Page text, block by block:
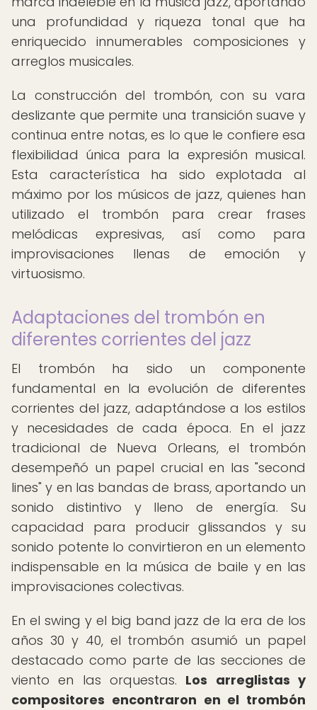
una profundidad y riqueza tonal que ha
enriquecido innumerables composiciones y
arreglos musicales.
La construcción del trombón, con su vara
deslizante que permite una transición suave y
continua entre notas, es lo que le confiere esa
flexibilidad única para la expresión musical.
Esta característica ha sido explotada al
máximo por los músicos de jazz, quienes han
utilizado el trombón para crear frases
melódicas expresivas, así como para
improvisaciones llenas de emoción y
virtuosismo.
Adaptaciones del trombón en
diferentes corrientes del jazz
El trombón ha sido un componente
fundamental en la evolución de diferentes
corrientes del jazz, adaptándose a los estilos
y necesidades de cada época. En el jazz
tradicional de Nueva Orleans, el trombón
desempeñó un papel crucial en las "second
lines" y en las bandas de brass, aportando un
sonido distintivo y lleno de energía. Su
capacidad para producir glissandos y su
sonido potente lo convirtieron en un elemento
indispensable en la música de baile y en las
improvisaciones colectivas.
En el swing y el big band jazz de la era de los
años 30 y 40, el trombón asumió un papel
destacado como parte de las secciones de
viento en las orquestas. Los arreglistas y
compositores encontraron en el trombón